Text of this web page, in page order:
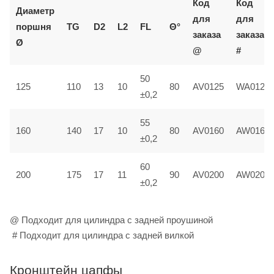
Диаметр
поршня
Ø
TG D2 L2 FL Θ°
Код
для
заказа
@
Код
для
заказа
#
125 110 13 10
50
±0,2
80 AV0125 WA0125
160 140 17 10
55
±0,2
80 AV0160 AW0160
200 175 17 11
60
±0,2
90 AV0200 AW0200
@ Подходит для цилиндра с задней проушиной
# Подходит для цилиндра с задней вилкой
Кронштейн цапфы